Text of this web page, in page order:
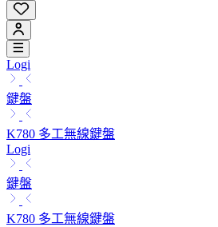
Logi
鍵盤
K780 多工無線鍵盤
Logi
鍵盤
K780 多工無線鍵盤